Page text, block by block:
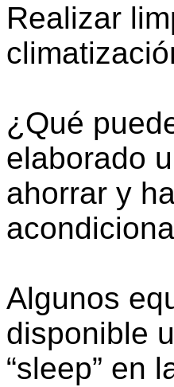
Realizar
¿Qué
elaborado
ahorrar y
Algunos
disponible
“sleep” en